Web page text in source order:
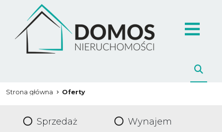
Strona główna Oferty
Sprzedaż
Wynajem